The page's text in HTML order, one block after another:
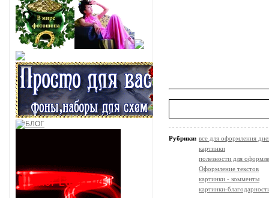
Рубрики: все для оформления
картинки
полезности для
Оформление текстов
картинки - комменты
картинки-